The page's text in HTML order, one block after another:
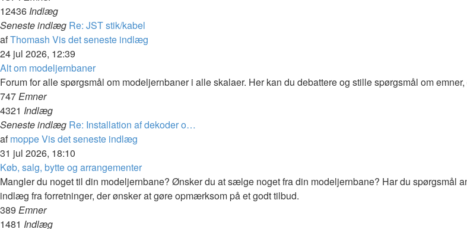
12436 Indlæg
Seneste indlæg Re: JST stik/kabel
afThomash Vis det seneste indlæg
24 jul 2026, 12:39
Alt om modeljernbaner
Forum for alle spørgsmål om modeljernbaner i alle skalaer. Her kan du debattere og stille spørgsmål om
747Emner
4321 Indlæg
Seneste indlæg Re: Installation af dekoder o…
afmoppeVis det seneste indlæg
31 jul 2026, 18:10
Køb, salg, bytte og arrangementer
Mangler du noget til din modeljernbane? Ønsker du at sælge noget fra din modeljernbane? Har du spørgsmål
indlæg fra forretninger, der ønsker at gøre opmærksom på et godt tilbud.
389 Emner
1481 Indlæg